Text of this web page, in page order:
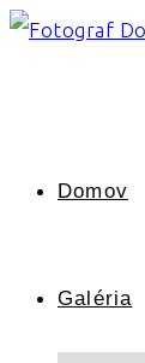
Skip
Domov
Galéria